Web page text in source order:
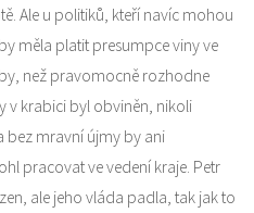
Ale u politiků, kteří navíc mohou
měla platit presumpce viny ve
než pravomocně rozhodne
v krabici byl obviněn, nikoli
bez mravní újmy by ani
pracovat ve vedení kraje. Petr
ale jeho vláda padla, tak jak to